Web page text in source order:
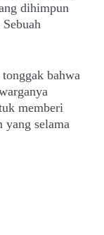
dihimpun
bahwa
memberi
yang selama